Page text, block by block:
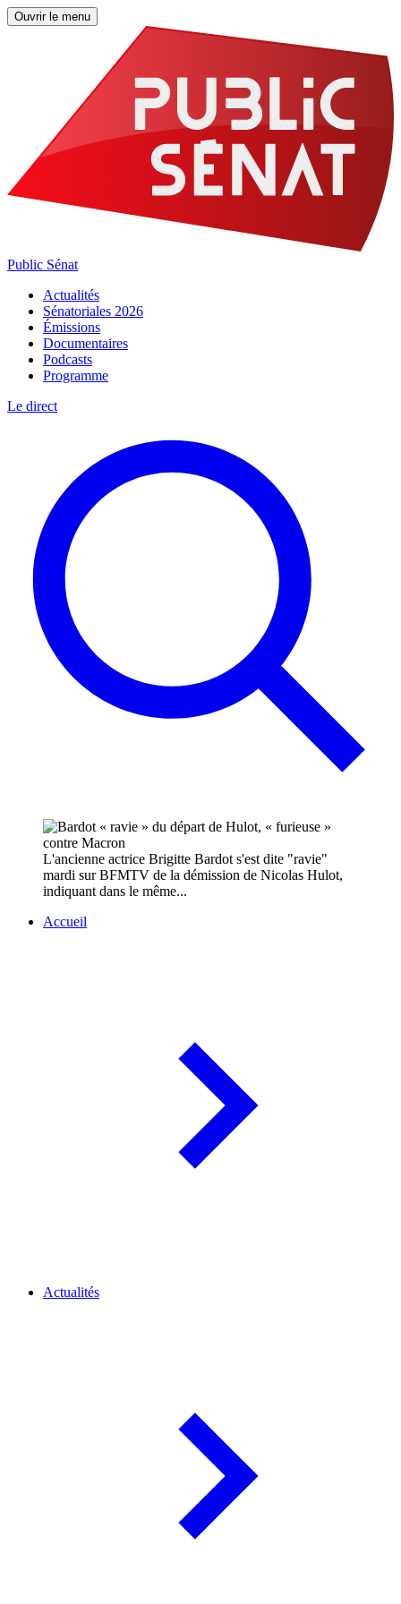
Ouvrir le menu
Public Sénat
Actualités
Sénatoriales 2026
Émissions
Documentaires
Podcasts
Programme
Le direct
L'ancienne actrice Brigitte Bardot s'est dite "ravie"
mardi sur BFMTV de la démission de Nicolas Hulot,
indiquant dans le même...
Accueil
Actualités